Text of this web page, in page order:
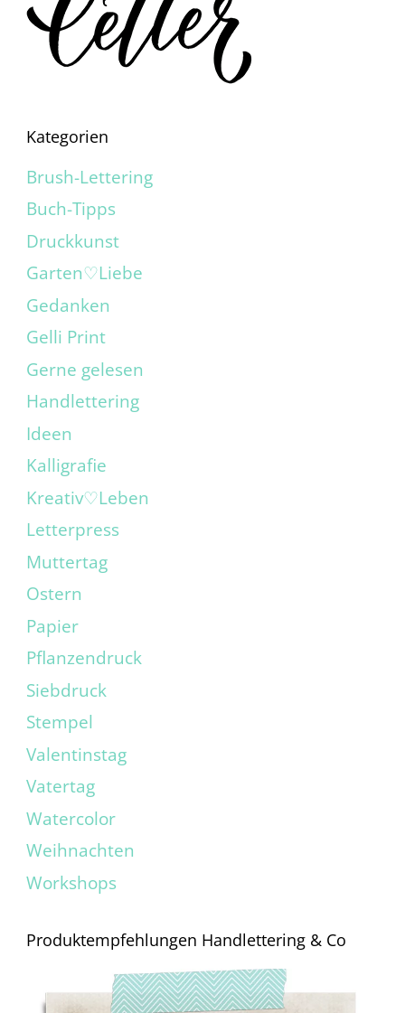
Kategorien
Brush-Lettering
Buch-Tipps
Druckkunst
Garten♡Liebe
Gedanken
Gelli Print
Gerne gelesen
Handlettering
Ideen
Kalligrafie
Kreativ♡Leben
Letterpress
Muttertag
Ostern
Papier
Pflanzendruck
Siebdruck
Stempel
Valentinstag
Vatertag
Watercolor
Weihnachten
Workshops
Produktempfehlungen Handlettering & Co